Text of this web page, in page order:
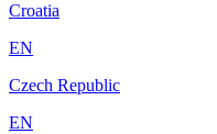
Croatia
EN
Czech Republic
EN